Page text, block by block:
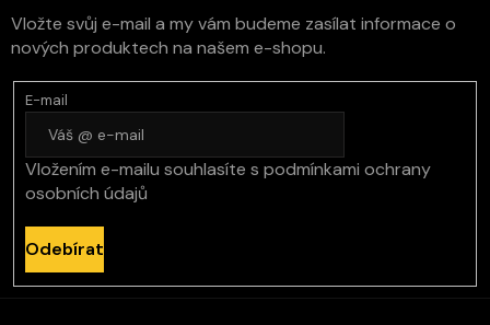
Vložte svůj e-mail a my vám budeme zasílat informace o
nových produktech na našem e-shopu.
E-mail
Vložením e-mailu souhlasíte s podmínkami ochrany
osobních údajů
Odebírat